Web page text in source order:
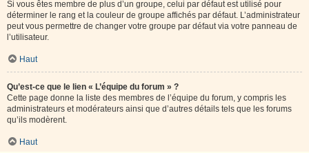
Si vous êtes membre de plus d’un groupe, celui par défaut est utilisé pour
déterminer le rang et la couleur de groupe affichés par défaut. L’administrateur
peut vous permettre de changer votre groupe par défaut via votre panneau de
l’utilisateur.
Haut
Qu’est-ce que le lien « L’équipe du forum » ?
Cette page donne la liste des membres de l’équipe du forum, y compris les
administrateurs et modérateurs ainsi que d’autres détails tels que les forums
qu’ils modèrent.
Haut